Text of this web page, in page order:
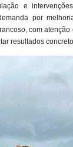
e
por
com
resultados